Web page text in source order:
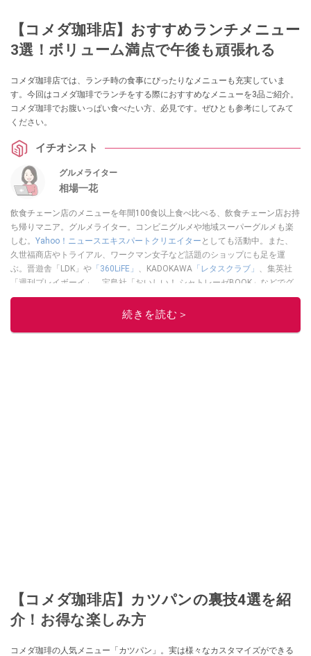
【コメダ珈琲店】おすすめランチメニュー
3選！ボリューム満点で午後も頑張れる
コメダ珈琲店では、ランチ時の食事にぴったりなメニューも充実していま
す。今回はコメダ珈琲でランチをする際におすすめなメニューを3品ご紹介。
コメダ珈琲でお腹いっぱい食べたい方、必見です。ぜひとも参考にしてみて
ください。
イチオシスト
グルメライター
相場一花
飲食チェーン店のメニューを年間100食以上食べ比べる、飲食チェーン店お持
ち帰りマニア。グルメライター。コンビニグルメや地域スーパーグルメも楽
しむ。 Yahoo！ニュースエキスパートクリエイター としても活動中。また、
久世福商店やトライアル、ワークマン女子など話題のショップにも足を運
ぶ。晋遊舎「LDK」や 「360LiFE」 、KADOKAWA 「レタスクラブ」
、集英社
「週刊プレイボーイ」、宝島社「おいしい！ シャトレーゼBOOK」などでグ
ルメライター、食の専門家として出演実績あり。
このイチオシストの他の記事を読む
続きを読む＞
【コメダ珈琲店】カツパンの裏技4選を紹
介！お得な楽しみ方
コメダ珈琲の人気メニュー「カツパン」。実は様々なカスタマイズができる